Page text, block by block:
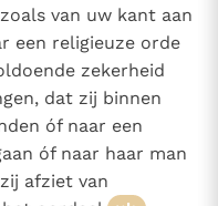
en de
Latijnse uitgave
verliest autonomie
toe
van uw kant aan
een religieuze orde
zekerheid
dat zij binnen
óf naar een
óf naar haar man
afziet van